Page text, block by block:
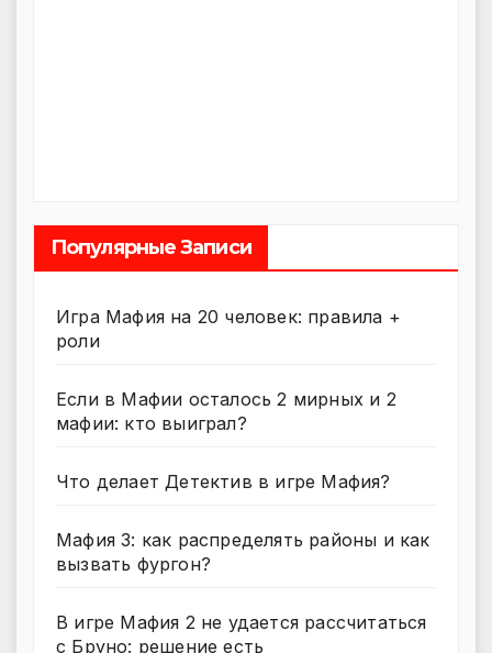
Популярные Записи
Игра Мафия на 20 человек: правила +
роли
Если в Мафии осталось 2 мирных и 2
мафии: кто выиграл?
Что делает Детектив в игре Мафия?
Мафия 3: как распределять районы и как
вызвать фургон?
В игре Мафия 2 не удается рассчитаться
с Бруно: решение есть